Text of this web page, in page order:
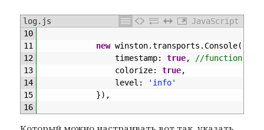
log.js
JavaScript
10
11
12
13
14
15
16
new winston.transports . Console({
timestamp: true,
//function()
colorize: true,
level :
'info'
}) ,